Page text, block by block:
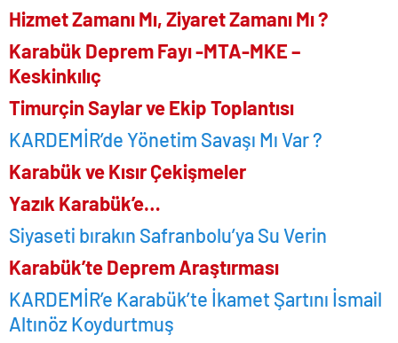
Hizmet Zamanı Mı, Ziyaret Zamanı Mı ?
Karabük Deprem Fayı -MTA-MKE –
Keskinkılıç
Timurçin Saylar ve Ekip Toplantısı
KARDEMİR’de Yönetim Savaşı Mı Var ?
Karabük ve Kısır Çekişmeler
Yazık Karabük’e…
Siyaseti bırakın Safranbolu’ya Su Verin
Karabük’te Deprem Araştırması
KARDEMİR’e Karabük’te İkamet Şartını İsmail
Altınöz Koydurtmuş